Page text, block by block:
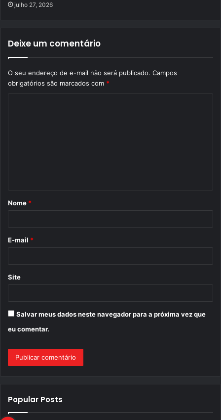
julho 27, 2026
Deixe um comentário
O seu endereço de e-mail não será publicado. Campos
obrigatórios são marcados com *
r
Nome *
E-mail *
Site
Salvar meus dados neste navegador para a próxima vez que
eu comentar.
Popular Posts